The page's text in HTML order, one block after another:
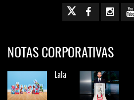
NOTAS CORPORATIVAS
Lala